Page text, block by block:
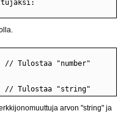
document.write(typeof(nimi));	// Tulostaa "string"
arvon "string" ja